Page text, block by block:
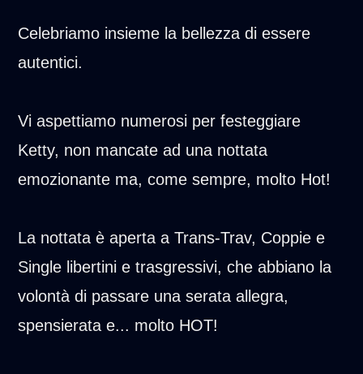
Celebriamo insieme la bellezza di essere
autentici.
Vi aspettiamo numerosi per festeggiare
Ketty, non mancate ad una nottata
emozionante ma, come sempre, molto Hot!
La nottata è aperta a Trans-Trav, Coppie e
Single libertini e trasgressivi, che abbiano la
volontà di passare una serata allegra,
spensierata e... molto HOT!